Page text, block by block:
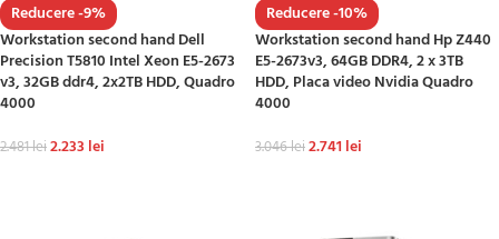
Reducere -9%
Workstation second hand Dell
Precision T5810 Intel Xeon E5-2673
v3, 32GB ddr4, 2x2TB HDD, Quadro
4000
2.481lei2.233 lei
Reducere -10%
Workstation second hand Hp Z440
E5-2673v3, 64GB DDR4, 2 x 3TB
HDD, Placa video Nvidia Quadro
4000
3.046lei2.741 lei